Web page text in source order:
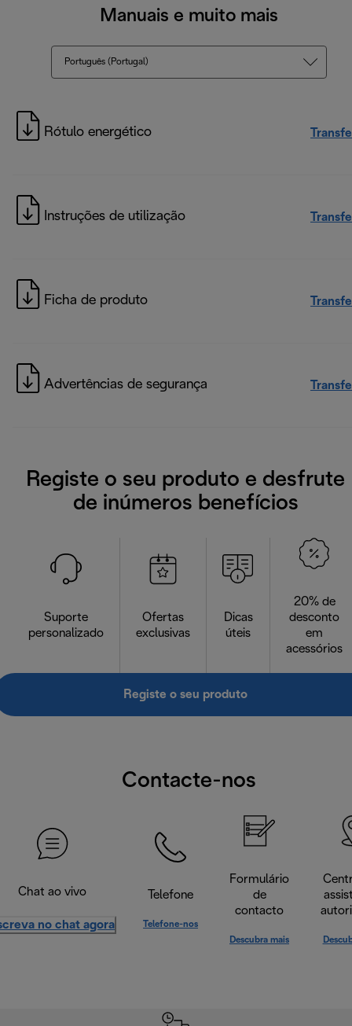
Manuais e muito mais
Português (Portugal)
Rótulo energético
Instruções de utilização
Ficha de produto
Advertências de segurança
Registe o seu produto e desfrute
de inúmeros benefícios
Suporte
personalizado
Ofertas
exclusivas
Dicas
úteis
20% de
desconto
em
acessórios
Registe o seu produto
Contacte-nos
Chat ao vivo
no chat agora
Telefone
Telefone-nos
Formulário
de
contacto
Descubra mais